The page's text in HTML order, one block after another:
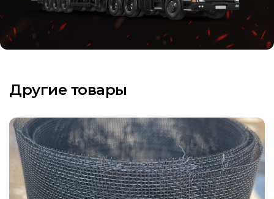
Другие товары